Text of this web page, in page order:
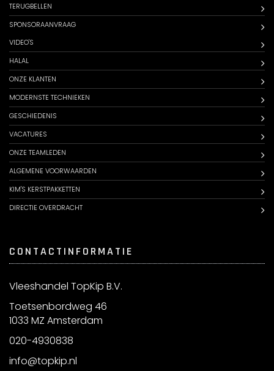
TERUGBELLEN
SPONSORAANVRAAG
VIDEO'S
HALAL
ONZE KLANTEN
MODERNSTE TECHNIEKEN
GESCHIEDENIS
VACATURES
ONZE TEAMLEDEN
ALGEMENE VOORWAARDEN
KIM'S KERSTPAKKETTEN
DIRECTIE OVERDRACHT
CONTACTINFORMATIE
Vleeshandel TopKip B.V.
Toetsenbordweg 46
1033 MZ Amsterdam
020-4930838
info@topkip.nl